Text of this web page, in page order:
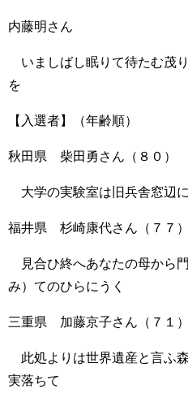
内藤明さん
いましばし眠りて待たむ茂
を
【入選者】（年齢順）
秋田県 柴田勇さん（８０）
大学の実験室は旧兵舎窓辺
福井県 杉崎康代さん（７７）
見合ひ終へあなたの母から
み）てのひらにうく
三重県 加藤京子さん（７１）
此処よりは世界遺産と言ふ
実落ちて